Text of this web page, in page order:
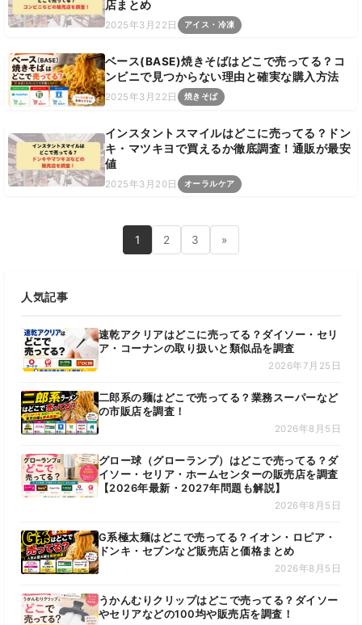
店まとめ
2025年3月22日 アイス・冷凍
ベース(BASE)焼きそばはどこで売ってる？コ
ンビニで見つからない理由と確実な購入方法
2025年3月22日 焼きそば
インスタントスマイルはどこに売ってる？ドン
キ・マツキヨで買えるか徹底調査！通販が最安
値
2025年3月20日 オーラルケア
1 2 3 »
人気記事
速乾アクリアはどこに売ってる？ダイソー・セリ
ア・コーナンの取り扱いと類似品を調査
2026年7月25日
二郎系の麺はどこで売ってる？業務スーパーなど
の市販店を調査！
2026年8月5日
グロー球（グローランプ）はどこで売ってる？ダ
イソー・セリア・ホームセンターの販売店を調査
【2026年最新・2027年問題も解説】
2026年8月5日
G系極太麺はどこで売ってる？イオン・ロピア・
ドンキ・セブンなど販売店と価格まとめ
2026年8月5日
うかんむりクリップはどこで売ってる？ダイソー
やセリアなどの100均や販売店を調査！